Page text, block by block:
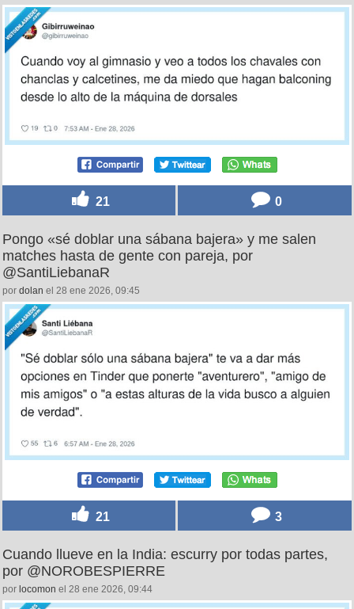
21 0
Pongo «sé doblar una sábana bajera» y me salen
matches hasta de gente con pareja, por
@SantiLiebanaR
por dolan el 28 ene 2026, 09:45
21 3
Cuando llueve en la India: escurry por todas partes,
por @NOROBESPIERRE
por locomon el 28 ene 2026, 09:44